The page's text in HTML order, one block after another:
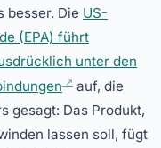
besser. Die US-
(EPA) führt
unter den
auf, die
gesagt: Das Produkt,
lassen soll, fügt